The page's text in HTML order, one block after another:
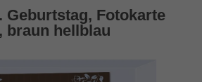
Geburtstag, Fotokarte
braun hellblau